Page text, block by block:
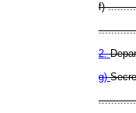
f)
2.
g)